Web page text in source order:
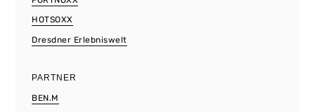
HOTSOXX
Dresdner Erlebniswelt
PARTNER
BEN.M